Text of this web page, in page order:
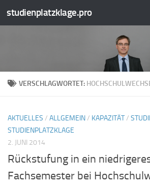
Zum Inhalt springen
studienplatzklage.pro
VERSCHLAGWORTET:
AKTUELLES / ALLGEMEIN/ KAPAZITÄT/
STUDIENPLATZKLAGE
2. JUNI 2014
Rückstufung in ein
Fachsemester bei